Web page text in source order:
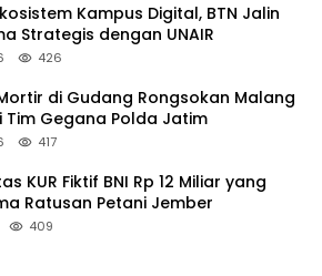
Kampus Digital, BTN Jalin
Strategis dengan UNAIR
426
di Gudang Rongsokan Malang
Tim Gegana Polda Jatim
417
KUR Fiktif BNI Rp 12 Miliar yang
Ratusan Petani Jember
409